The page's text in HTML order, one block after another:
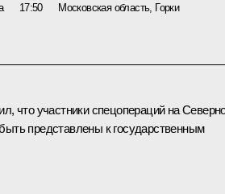
17:50 Московская область, Горки
что участники спецопераций на
представлены к государственным